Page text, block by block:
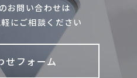
問い合わせは
にご相談ください
せフォーム